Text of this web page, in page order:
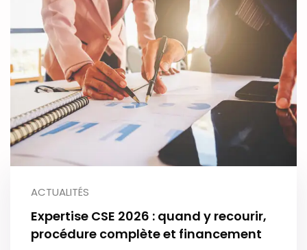
ACTUALITÉS
Expertise CSE 2026 : quand y recourir,
procédure complète et financement